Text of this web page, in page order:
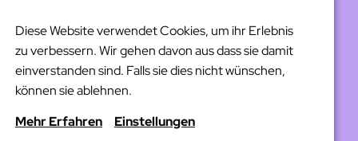
Diese Website verwendet Cookies, um ihr Erlebnis
zu verbessern. Wir gehen davon aus dass sie damit
einverstanden sind. Falls sie dies nicht wünschen,
können sie ablehnen.
Mehr Erfahren
Einstellungen